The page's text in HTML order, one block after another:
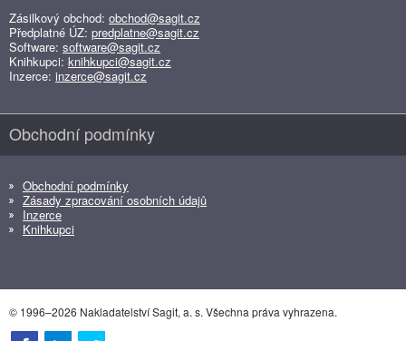
Zásilkový obchod: obchod@sagit.cz
Předplatné ÚZ: predplatne@sagit.cz
Software: software@sagit.cz
Knihkupci: knihkupci@sagit.cz
Inzerce: inzerce@sagit.cz
Obchodní podmínky
Obchodní podmínky
Zásady zpracování osobních údajů
Inzerce
Knihkupci
© 1996–2026 Nakladatelství Sagit, a. s. Všechna práva vyhrazena.